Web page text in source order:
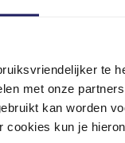
te
met onze
kan worden
cookies kun je